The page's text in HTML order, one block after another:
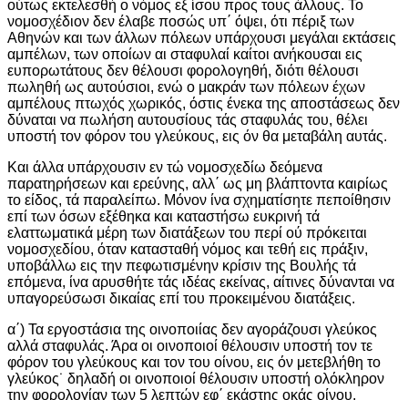
ούτως εκτελεσθή ο νόμος εξ ίσου προς τους άλλους. Το
νομοσχέδιον δεν έλαβε ποσώς υπ΄ όψει, ότι πέριξ των
Αθηνών και των άλλων πόλεων υπάρχουσι μεγάλαι εκτάσεις
αμπέλων, των οποίων αι σταφυλαί καίτοι ανήκουσαι εις
ευπορωτάτους δεν θέλουσι φορολογηθή, διότι θέλουσι
πωληθή ως αυτούσιοι, ενώ ο μακράν των πόλεων έχων
αμπέλους πτωχός χωρικός, όστις ένεκα της αποστάσεως δεν
δύναται να πωλήση αυτουσίους τάς σταφυλάς του, θέλει
υποστή τον φόρον του γλεύκους, εις όν θα μεταβάλη αυτάς.
Και άλλα υπάρχουσιν εν τώ νομοσχεδίω δεόμενα
παρατηρήσεων και ερεύνης, αλλ΄ ως μη βλάπτοντα καιρίως
το είδος, τά παραλείπω. Μόνον ίνα σχηματίσητε πεποίθησιν
επί των όσων εξέθηκα και καταστήσω ευκρινή τά
ελαττωματικά μέρη των διατάξεων του περί ού πρόκειται
νομοσχεδίου, όταν κατασταθή νόμος και τεθή εις πράξιν,
υποβάλλω εις την πεφωτισμένην κρίσιν της Βουλής τά
επόμενα, ίνα αρυσθήτε τάς ιδέας εκείνας, αίτινες δύνανται να
υπαγορεύσωσι δικαίας επί του προκειμένου διατάξεις.
α΄) Τα εργοστάσια της οινοποιίας δεν αγοράζουσι γλεύκος
αλλά σταφυλάς. Άρα οι οινοποιοί θέλουσιν υποστή τον τε
φόρον του γλεύκους και τον του οίνου, εις όν μετεβλήθη το
γλεύκος˙ δηλαδή οι οινοποιοί θέλουσιν υποστή ολόκληρον
την φορολογίαν των 5 λεπτών εφ΄ εκάστης οκάς οίνου,